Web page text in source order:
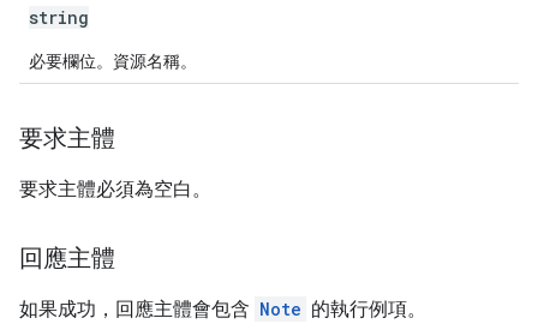
string
必要欄位。資源名稱。
要求主體
要求主體必須為空白。
回應主體
如果成功，回應主體會包含 Note 的執行例項。